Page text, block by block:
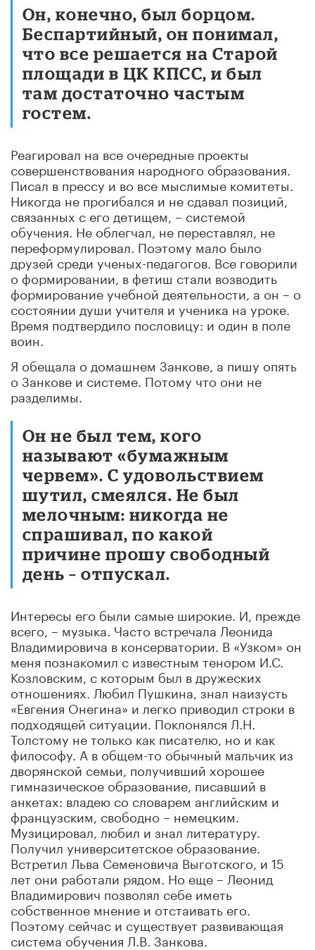
Он, конечно, был борцом.
Беспартийный, он понимал,
что все решается на Старой
площади в ЦК КПСС, и был
там достаточно частым
гостем.
Реагировал на все очередные проекты
совершенствования народного образования.
Писал в прессу и во все мыслимые комитеты.
Никогда не прогибался и не сдавал позиций,
связанных с его детищем, – системой
обучения. Не облегчал, не переставлял, не
переформулировал. Поэтому мало было
друзей среди ученых-педагогов. Все говорили
о формировании, в фетиш стали возводить
формирование учебной деятельности, а он – о
состоянии души учителя и ученика на уроке.
Время подтвердило пословицу: и один в поле
воин.
Я обещала о домашнем Занкове, а пишу опять
о Занкове и системе. Потому что они не
разделимы.
Он не был тем, кого
называют «бумажным
червем». С удовольствием
шутил, смеялся. Не был
мелочным: никогда не
спрашивал, по какой
причине прошу свободный
день – отпускал.
Интересы его были самые широкие. И, прежде
всего, – музыка. Часто встречала Леонида
Владимировича в консерватории. В «Узком» он
меня познакомил с известным тенором И.С.
Козловским, с которым был в дружеских
отношениях. Любил Пушкина, знал наизусть
«Евгения Онегина» и легко приводил строки в
подходящей ситуации. Поклонялся Л.Н.
Толстому не только как писателю, но и как
философу. А в общем-то обычный мальчик из
дворянской семьи, получивший хорошее
гимназическое образование, писавший в
анкетах: владею со словарем английским и
французским, свободно – немецким.
Музицировал, любил и знал литературу.
Получил университетское образование.
Встретил Льва Семеновича Выготского, и 15
лет они работали рядом. Но еще – Леонид
Владимирович позволял себе иметь
собственное мнение и отстаивать его.
Поэтому сейчас и существует развивающая
система обучения Л.В. Занкова.